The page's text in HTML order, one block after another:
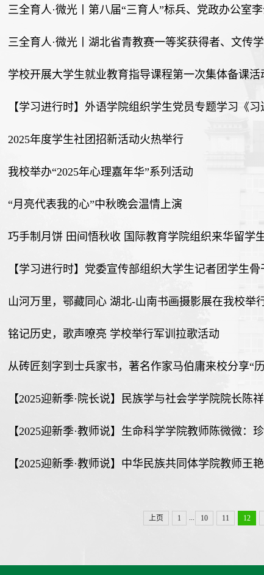
三全育人·微光丨第八届“三育人”标兵、党政办公室
三全育人·微光丨湖北省青教赛一等奖获得者、文传
学校开展大学生就业教育指导课程第一次集体备课活
【学习进行时】外语学院组织学生党员专题学习《
2025年度学生社团招新活动火热举行
我校举办“2025年心理嘉年华”系列活动
“月亮代表我的心”中秋晚会温情上演
巧手制月饼 田间悟秋收 国际教育学院组织来华留学
【学习进行时】党委宣传部组织大学生记者团学生
山河万里，鄂藏同心 湖北-山南书画摄影展在我校举
铭记历史，歌声嘹亮 学校举行军训拉歌活动
从砖匠刻字到士兵家书，著名作家马伯庸来校分享“
【2025迎新季·院长说】民族学与社会学学院院长
【2025迎新季·教师说】生命科学学院教师陈微微：
【2025迎新季·教师说】中华民族共同体学院教师王
上页 1 10 11 12